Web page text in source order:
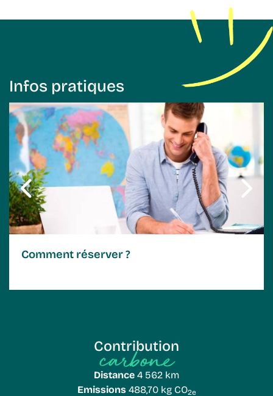
Infos pratiques
Comment réserver ?
Contribution
carbone
Distance4 562 km
Emissions488,70 kg CO2e